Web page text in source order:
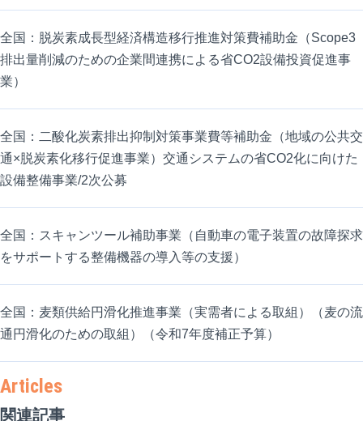
全国：脱炭素成長型経済構造移行推進対策費補助金（Scope3
排出量削減のための企業間連携による省CO2設備投資促進事
業）
全国：二酸化炭素排出抑制対策事業費等補助金（地域の公共交
通×脱炭素化移行促進事業）交通システムの省CO2化に向けた
設備整備事業/2次公募
全国：スキャンツール補助事業（自動車の電子装置の故障探求
をサポートする整備機器の導入等の支援）
全国：麦類供給円滑化推進事業（実需者による取組）（麦の流
通円滑化のための取組）（令和7年度補正予算）
関連記事